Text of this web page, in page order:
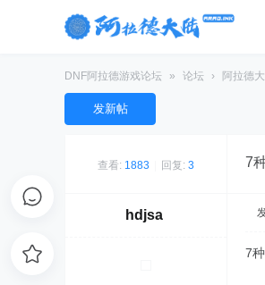
DNF阿拉德游戏论坛 » 论坛 › 阿拉德
发新帖
查看: 1883 回复: 3 7
hdjsa
7